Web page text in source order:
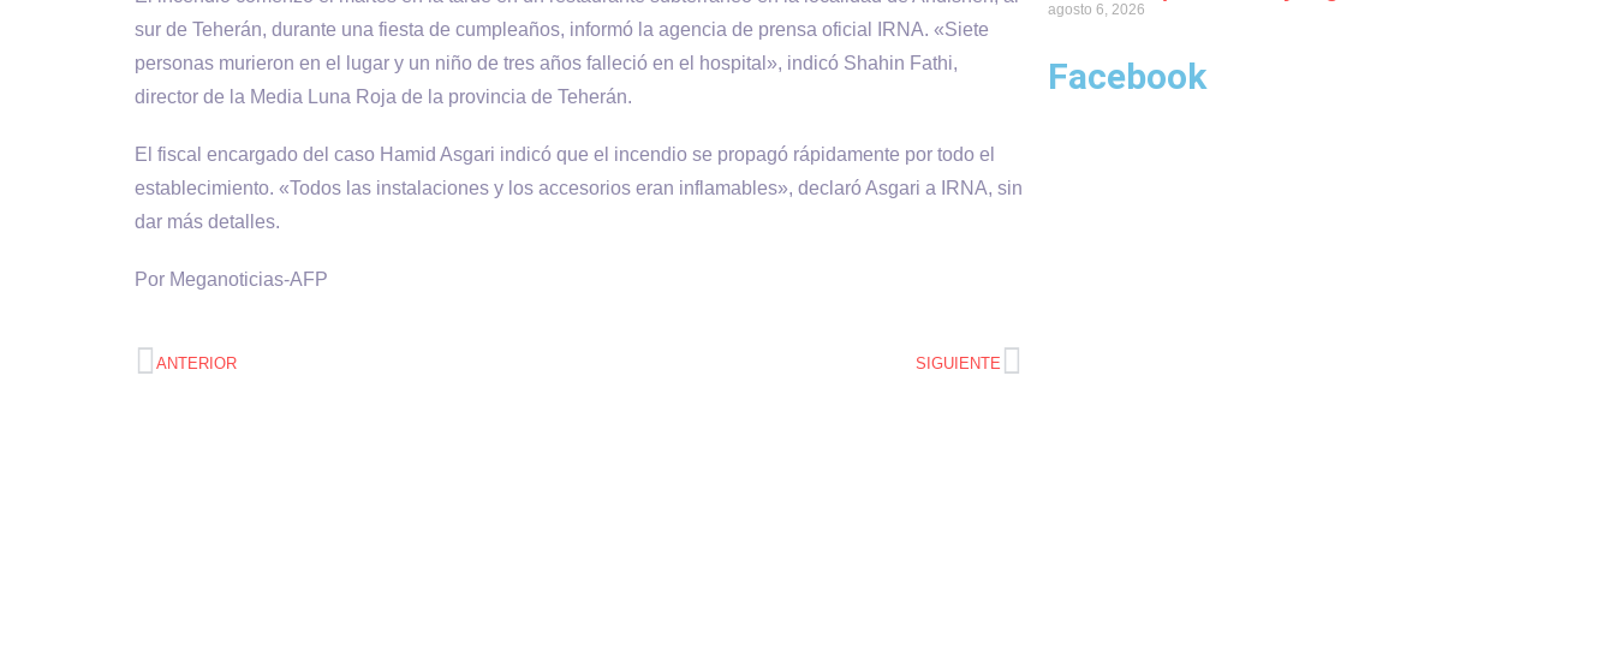
sur de Teherán, durante una fiesta de cumpleaños, informó la agencia de prensa oficial IRNA. «Siete
personas murieron en el lugar y un niño de tres años falleció en el hospital», indicó Shahin Fathi,
director de la Media Luna Roja de la provincia de Teherán.
El fiscal encargado del caso Hamid Asgari indicó que el incendio se propagó rápidamente por todo el
establecimiento. «Todos las instalaciones y los accesorios eran inflamables», declaró Asgari a IRNA, sin
dar más detalles.
Por Meganoticias-AFP
ANTERIOR SIGUIENTE
agosto 6, 2026
Facebook